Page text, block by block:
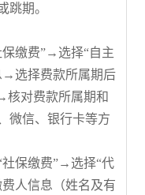
跳期。
缴费”→选择“自主
选择费款所属期后
核对费款所属期和
微信、银行卡等方
保缴费”→选择“代
人信息（姓名及有